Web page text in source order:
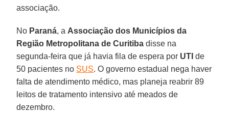
associação.
No Paraná, a Associação dos Municípios da
Região Metropolitana de Curitiba disse na
segunda-feira que já havia fila de espera por UTI de
50 pacientes no SUS. O governo estadual nega haver
falta de atendimento médico, mas planeja reabrir 89
leitos de tratamento intensivo até meados de
dezembro.